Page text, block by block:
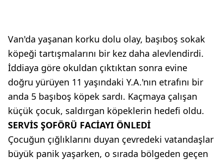
Van'da yaşanan korku dolu olay, başıboş sokak
köpeği tartışmalarını bir kez daha alevlendirdi.
İddiaya göre okuldan çıktıktan sonra evine
doğru yürüyen 11 yaşındaki Y.A.'nın etrafını bir
anda 5 başıboş köpek sardı. Kaçmaya çalışan
küçük çocuk, saldırgan köpeklerin hedefi oldu.
SERVİS ŞOFÖRÜ FACİAYI ÖNLEDİ
Çocuğun çığlıklarını duyan çevredeki vatandaşlar
büyük panik yaşarken, o sırada bölgeden geçen